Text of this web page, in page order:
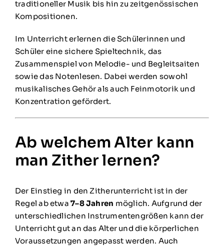
traditioneller Musik bis hin zu zeitgenössischen
Kompositionen.
Im Unterricht erlernen die Schülerinnen und
Schüler eine sichere Spieltechnik, das
Zusammenspiel von Melodie- und Begleitsaiten
sowie das Notenlesen. Dabei werden sowohl
musikalisches Gehör als auch Feinmotorik und
Konzentration gefördert.
Ab welchem Alter kann
man Zither lernen?
Der Einstieg in den Zitherunterricht ist in der
Regel ab etwa7–8 Jahren möglich. Aufgrund der
unterschiedlichen Instrumentengrößen kann der
Unterricht gut an das Alter und die körperlichen
Voraussetzungen angepasst werden. Auch